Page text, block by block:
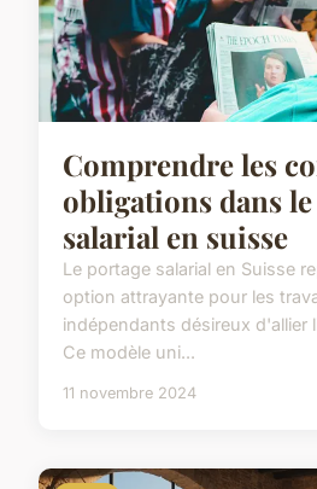
Comprendre les
obligations dans
salarial en suisse
Le portage salarial en Suisse
option attrayante pour les
indépendants désireux d'allier
Ce modèle uni...
11 novembre 2024